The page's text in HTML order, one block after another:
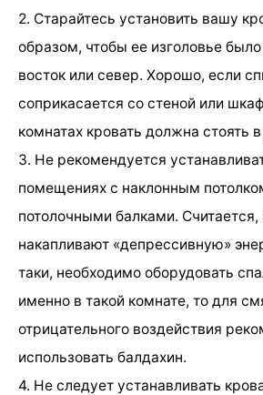
2. Старайтесь установить вашу
образом, чтобы ее изголовье
восток или север. Хорошо, если
соприкасается со стеной или
комнатах кровать должна стоять в
3. Не рекомендуется
помещениях с наклонным
потолочными балками. Считается,
накапливают «депрессивную»
таки, необходимо оборудовать
именно в такой комнате, то для
отрицательного воздействия
использовать балдахин.
4. Не следует устанавливать